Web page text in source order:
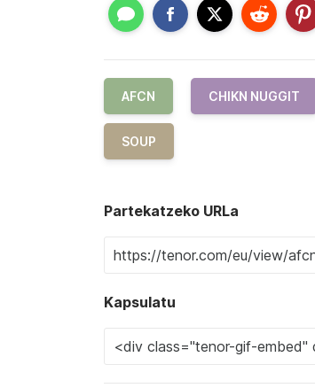
AFCN CHIKN NUGGIT
SOUP
Partekatzeko URLa
Kapsulatu